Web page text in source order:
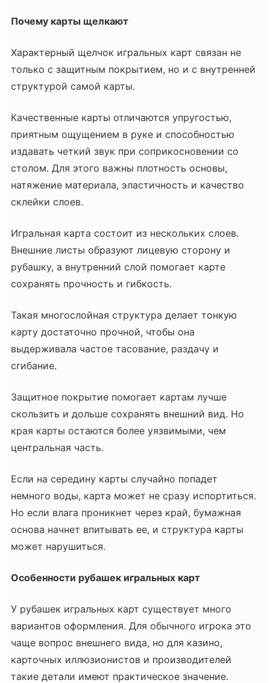
Почему карты щелкают
Характерный щелчок игральных карт связан не
только с защитным покрытием, но и с внутренней
структурой самой карты.
Качественные карты отличаются упругостью,
приятным ощущением в руке и способностью
издавать четкий звук при соприкосновении со
столом. Для этого важны плотность основы,
натяжение материала, эластичность и качество
склейки слоев.
Игральная карта состоит из нескольких слоев.
Внешние листы образуют лицевую сторону и
рубашку, а внутренний слой помогает карте
сохранять прочность и гибкость.
Такая многослойная структура делает тонкую
карту достаточно прочной, чтобы она
выдерживала частое тасование, раздачу и
сгибание.
Защитное покрытие помогает картам лучше
скользить и дольше сохранять внешний вид. Но
края карты остаются более уязвимыми, чем
центральная часть.
Если на середину карты случайно попадет
немного воды, карта может не сразу испортиться.
Но если влага проникнет через край, бумажная
основа начнет впитывать ее, и структура карты
может нарушиться.
Особенности рубашек игральных карт
У рубашек игральных карт существует много
вариантов оформления. Для обычного игрока это
чаще вопрос внешнего вида, но для казино,
карточных иллюзионистов и производителей
такие детали имеют практическое значение.